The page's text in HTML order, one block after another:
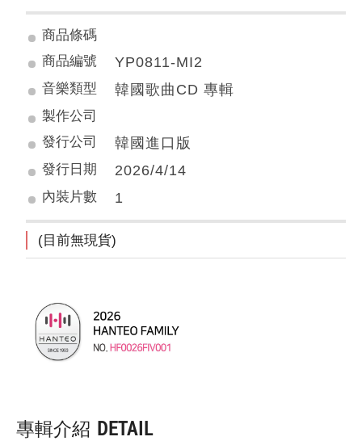
商品條碼
商品編號
YP0811-MI2
音樂類型 韓國歌曲CD 專輯
製作公司
發行公司
韓國進口版
發行日期 2026/4/14
內裝片數 1
(目前無現貨)
專輯介紹 DETAIL